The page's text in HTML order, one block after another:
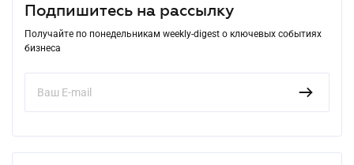
Подпишитесь на рассылку
Получайте по понедельникам weekly-digest о ключевых событиях
бизнеса